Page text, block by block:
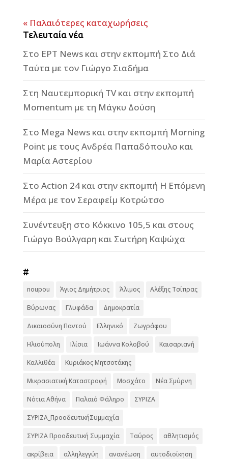
« Παλαιότερες καταχωρήσεις
Τελευταία νέα
Στο ΕΡΤ News και στην εκπομπή Στο Διά
Ταύτα με τον Γιώργο Σιαδήμα
Στη Ναυτεμπορική TV και στην εκπομπή
Momentum με τη Μάγκυ Δούση
Στο Mega News και στην εκπομπή Morning
Point με τους Ανδρέα Παπαδόπουλο και
Μαρία Αστερίου
Στο Action 24 και στην εκπομπή Η Επόμενη
Μέρα με τον Σεραφείμ Κοτρώτσο
Συνέντευξη στο Κόκκινο 105,5 και στους
Γιώργο Βούλγαρη και Σωτήρη Καψώχα
#
noupou Άγιος Δημήτριος Άλιμος Αλέξης Τσίπρας
Βύρωνας Γλυφάδα Δημοκρατία
Δικαιοσύνη Παντού Ελληνικό Ζωγράφου
Ηλιούπολη Ιλίσια Ιωάννα Κολοβού Καισαριανή
Καλλιθέα Κυριάκος Μητσοτάκης
Μικρασιατική Καταστροφή Μοσχάτο Νέα Σμύρνη
Νότια Αθήνα Παλαιό Φάληρο ΣΥΡΙΖΑ
ΣΥΡΙΖΑ_ΠροοδευτικήΣυμμαχία
ΣΥΡΙΖΑ Προοδευτική Συμμαχία Ταύρος αθλητισμός
ακρίβεια αλληλεγγύη ανανέωση αυτοδιοίκηση